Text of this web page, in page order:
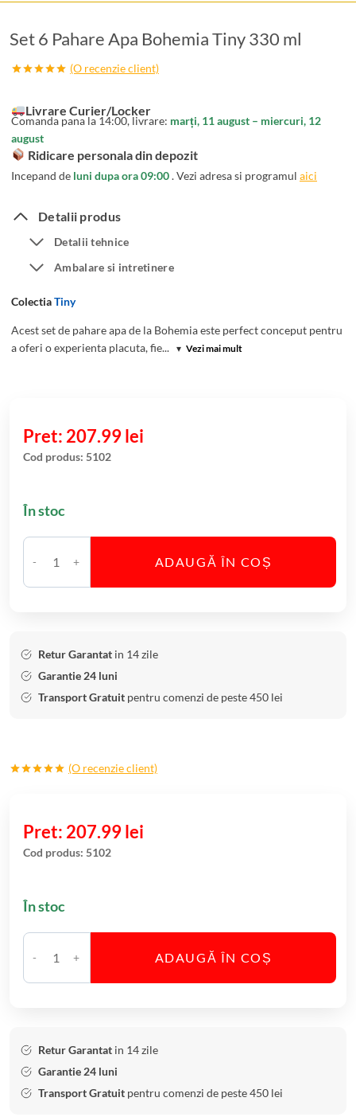
Set 6 Pahare Apa Bohemia Tiny 330 ml
pe baza
unei
evaluări
(O recenzie client)
Livrare Curier/Locker
Comanda pana la 14:00, livrare: marți, 11 august – miercuri, 12
august
Ridicare personala din depozit
Incepand de luni dupa ora 09:00. Vezi adresa si programul aici
Detalii produs
Detalii tehnice
Ambalare si intretinere
ColectiaTiny
Acest set de pahare apa de la Bohemia este perfect conceput pentru
a oferi o experienta placuta, fie... ▾ Vezi mai mult
207.99lei
Cod produs: 5102
În stoc
C
a
i
e
P
a
r
e
a
h
e
m
ADAUGĂ ÎN COȘ
Retur Garantat in 14 zile
Garantie 24 luni
Transport Gratuit pentru comenzi de peste 450 lei
singure
evaluări
(O recenzie client)
207.99lei
Cod produs: 5102
În stoc
C
a
i
ADAUGĂ ÎN COȘ
Retur Garantat in 14 zile
Garantie 24 luni
Transport Gratuit pentru comenzi de peste 450 lei